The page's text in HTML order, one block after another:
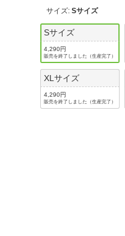
サイズ:Sサイズ
Sサイズ
4,290円
販売を終了しました（生産完了）
XLサイズ
4,290円
販売を終了しました（生産完了）